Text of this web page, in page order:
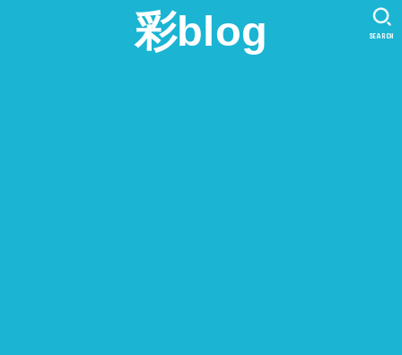
彩blog SEARCH